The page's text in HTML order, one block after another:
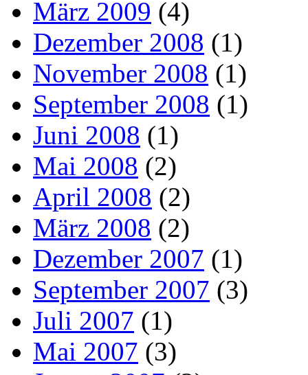
März 2009 (4)
Dezember 2008 (1)
November 2008 (1)
September 2008 (1)
Juni 2008 (1)
Mai 2008 (2)
April 2008 (2)
März 2008 (2)
Dezember 2007 (1)
September 2007 (3)
Juli 2007 (1)
Mai 2007 (3)